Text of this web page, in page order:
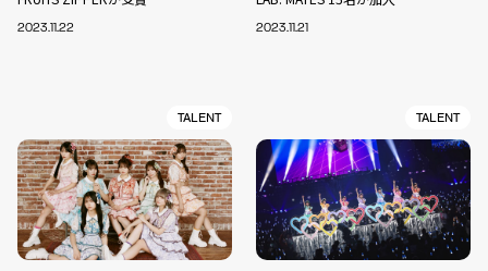
2023.11.22 2023.11.21
TALENT TALENT